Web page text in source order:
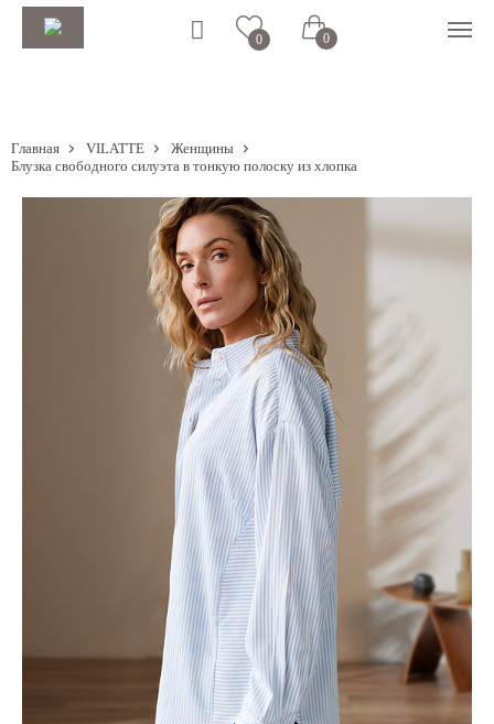
0 0
Главная VILATTE
Женщины
Блузка свободного силуэта в тонкую полоску из хлопка